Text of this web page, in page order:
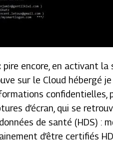
pire encore, en activant
sur le Cloud hébergé
confidentielles,
d’écran, qui se
de santé (HDS) :
d’être certifiés